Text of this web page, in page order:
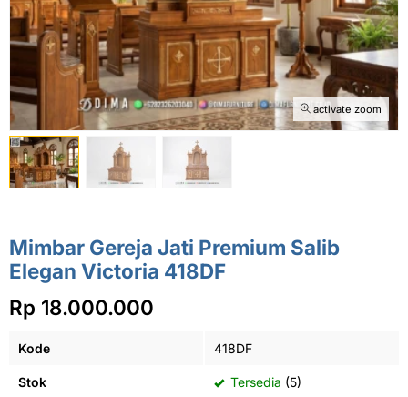
activate zoom
Mimbar Gereja Jati Premium Salib
Elegan Victoria 418DF
Rp 18.000.000
Kode 418DF
Stok Tersedia (5)